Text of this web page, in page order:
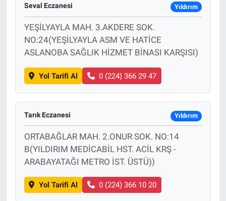
Seval Eczanesi Yıldırım
YEŞİLYAYLA MAH. 3.AKDERE SOK.
NO:24(YEŞİLYAYLA ASM VE HATİCE
ASLANOBA SAĞLIK HİZMET BİNASI KARŞISI)
Yol Tarifi Al 0 (224) 366 29 47
Tarık Eczanesi Yıldırım
ORTABAĞLAR MAH. 2.ONUR SOK. NO:14
B(YILDIRIM MEDİCABİL HST. ACİL KRŞ -
ARABAYATAĞI METRO İST. ÜSTÜ))
Yol Tarifi Al 0 (224) 366 10 20